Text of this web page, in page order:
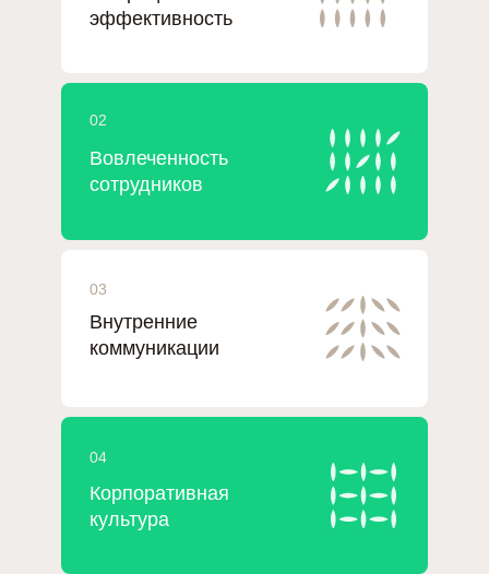
Вовлеченность
сотрудников
02
эффективность
Корпоративная
культура
04
Внутренние
коммуникации
03